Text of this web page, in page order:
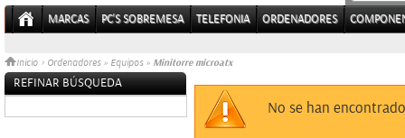
MARCAS PC'S SOBREMESA TELEFONIA ORDENADORES
Inicio > Ordenadores » Equipos » Minitorre microatx
REFINAR BÚSQUEDA
No se han